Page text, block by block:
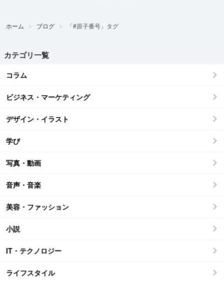
ホーム ブログ 「#原子番号」タグ
カテゴリ一覧
コラム
ビジネス・マーケティング
デザイン・イラスト
学び
写真・動画
音声・音楽
美容・ファッション
小説
IT・テクノロジー
ライフスタイル